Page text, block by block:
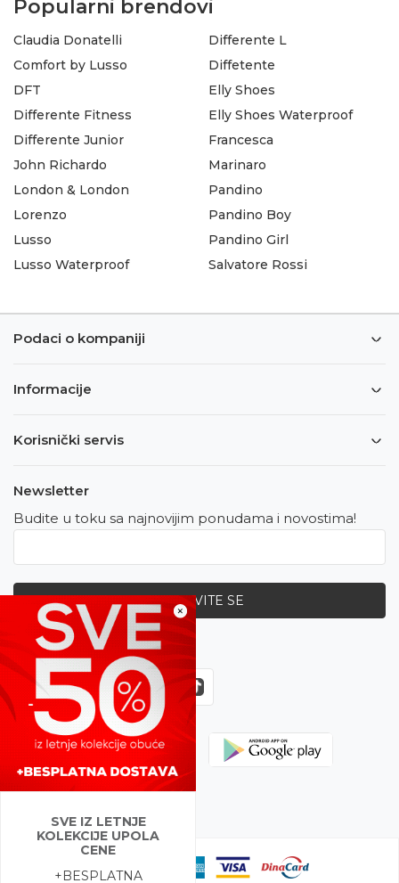
×
SVE IZ LETNJE
KOLEKCIJE UPOLA
CENE
+BESPLATNA
Popularni brendovi
Claudia Donatelli
Comfort by Lusso
DFT
Differente Fitness
Differente Junior
Differente L
Diffetente
Elly Shoes
Elly Shoes Waterproof
Francesca
John Richardo
London & London
Lorenzo
Lusso
Lusso Waterproof
Marinaro
Pandino
Pandino Boy
Pandino Girl
Salvatore Rossi
Podaci o kompaniji
Informacije
Korisnički servis
Newsletter
Budite u toku sa najnovijim ponudama i novostima!
PRIJAVITE SE
Zapratite nas